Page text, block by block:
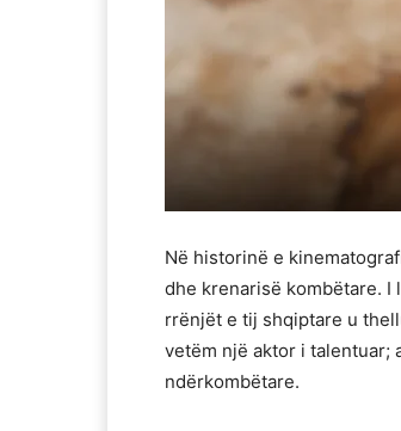
Në historinë e
dhe krenarisë kombëtare. I
rrënjët e tij shqiptare u
vetëm një aktor i talentuar;
ndërkombëtare.